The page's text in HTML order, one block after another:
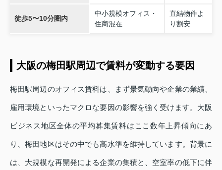
徒歩5〜10分圏内
中小規模オフィス・
住商混在
直結物件よ
り割安
大阪の梅田駅周辺で賃料が変動する要因
梅田駅周辺のオフィス賃料は、まず景気動向や企業の業績、
雇用環境といったマクロな要因の影響を強く受けます。大阪
ビジネス地区全体の平均募集賃料はここ数年上昇傾向にあ
り、梅田地区はその中でも高水準を維持しています。背景に
は、大規模な再開発による企業の集積と、空室率の低下に伴